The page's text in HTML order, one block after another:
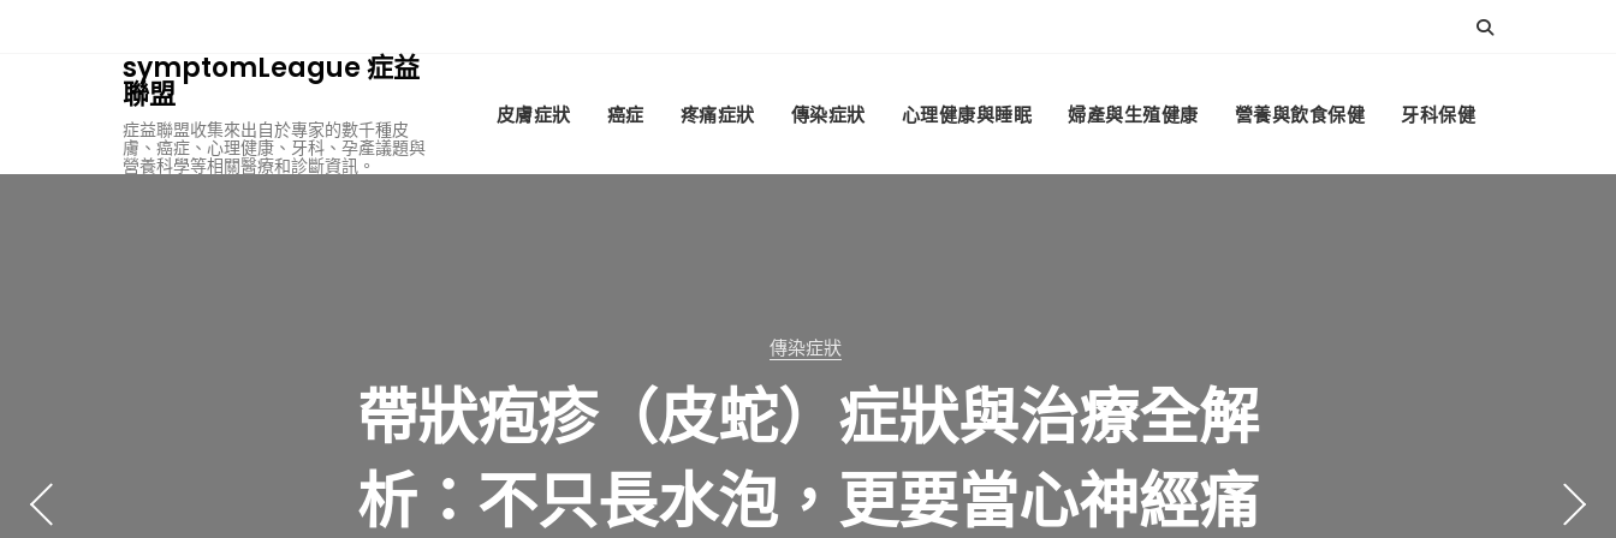
symptomLeague 症益
聯盟
症益聯盟收集來出自於專家的數千種皮
膚、癌症、心理健康、牙科、孕產議題與
營養科學等相關醫療和診斷資訊。
皮膚症狀 癌症 疼痛症狀 傳染症狀 心理健康與睡眠 婦產與生殖健康 營養與飲食保健 牙科保健
傳染症狀
帶狀疱疹（皮蛇）症狀與治療全解
析：不只長水泡，更要當心神經痛
牙科保健
2026隱適美診所推薦哪間？牙套品
牌、矯正費用與診所挑選解析
牙科保健
台北植牙推薦怎麼選？費用行情、醫
師資歷與診所挑選重點整理
皮膚症狀
賽洛美功效是什麼？
8 月 5, 2024 Editor CommentOn
肝腎泌尿系統症狀
男生結紮好嗎？有沒有可能後悔？結
紮的優點與風險全解析
UNCATEGORIZED
不孕的原因眾多：生理、壓力、心
理、生活方式